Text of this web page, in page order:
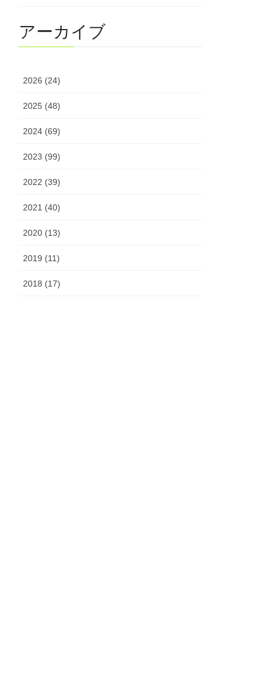
アーカイブ
2026 (24)
2025 (48)
2024 (69)
2023 (99)
2022 (39)
2021 (40)
2020 (13)
2019 (11)
2018 (17)